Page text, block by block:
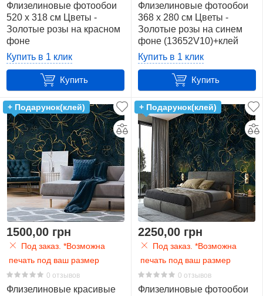
Орнамент
4
Панорама
4
3
Растение
2
Розы
11
Сердце
Флизелиновые фотообои
520 x 318 см Цветы -
Золотые розы на красном
фоне
(13651VEXXXXXL)+клей
Купить в 1 клик
Купить
Флизелиновые фотообои
368 x 280 см Цветы -
Золотые розы на синем
фоне (13652V10)+клей
Купить в 1 клик
Купить
+ Подарунок(клей)
1500,00 грн
Под заказ. *Возможна
печать под ваш размер
0 отзывов
Флизелиновые красивые
+ Подарунок(клей)
2250,00 грн
Под заказ. *Возможна
печать под ваш размер
0 отзывов
Флизелиновые фотообои